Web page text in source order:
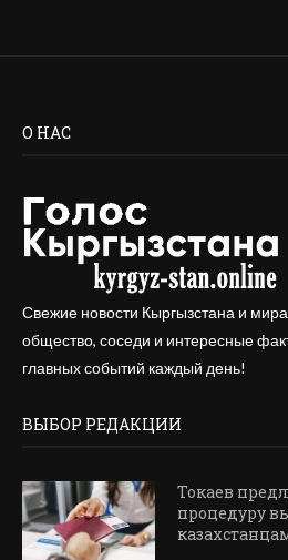
О НАС
Свежие новости Кыргызстана и
общество, соседи и интересные
главных событий каждый день!
ВЫБОР РЕДАКЦИИ
Токаев
процедуру